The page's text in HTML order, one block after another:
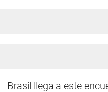
Brasil llega a este